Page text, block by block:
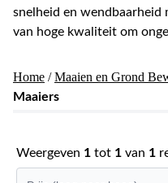
snelheid en wendbaarheid
van hoge kwaliteit om
Home /Maaien en Grond
Maaiers
Weergeven 1 tot 1 van 1